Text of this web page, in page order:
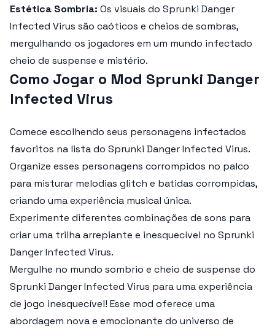
Estética Sombria: Os visuais do Sprunki Danger
Infected Virus são caóticos e cheios de sombras,
mergulhando os jogadores em um mundo infectado
cheio de suspense e mistério.
Como Jogar o Mod Sprunki Danger
Infected Virus
Comece escolhendo seus personagens infectados
favoritos na lista do Sprunki Danger Infected Virus.
Organize esses personagens corrompidos no palco
para misturar melodias glitch e batidas corrompidas,
criando uma experiência musical única.
Experimente diferentes combinações de sons para
criar uma trilha arrepiante e inesquecível no Sprunki
Danger Infected Virus.
Mergulhe no mundo sombrio e cheio de suspense do
Sprunki Danger Infected Virus para uma experiência
de jogo inesquecível! Esse mod oferece uma
abordagem nova e emocionante do universo de